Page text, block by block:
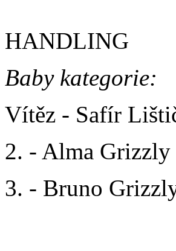
HANDLING
Baby kategorie:
Vítěz - Safír
2. - Alma Grizzly
3. - Bruno